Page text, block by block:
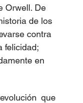
Orwell. De
de los
contra
felicidad;
en
que